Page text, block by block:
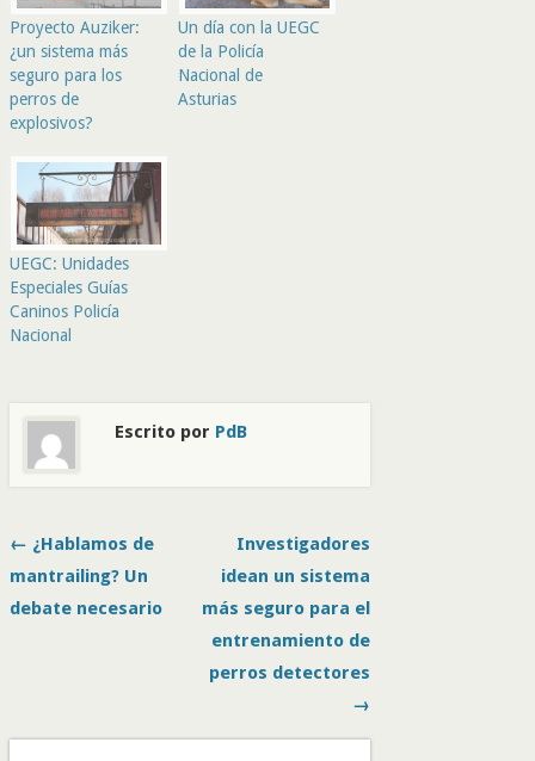
Proyecto Auziker:
¿un sistema más
seguro para los
perros de
explosivos?
Un día con la UEGC
de la Policía
Nacional de
Asturias
UEGC: Unidades
Especiales Guías
Caninos Policía
Nacional
Escrito por PdB
← ¿Hablamos de
mantrailing? Un
debate necesario
Investigadores
idean un sistema
más seguro para el
entrenamiento de
perros detectores
→